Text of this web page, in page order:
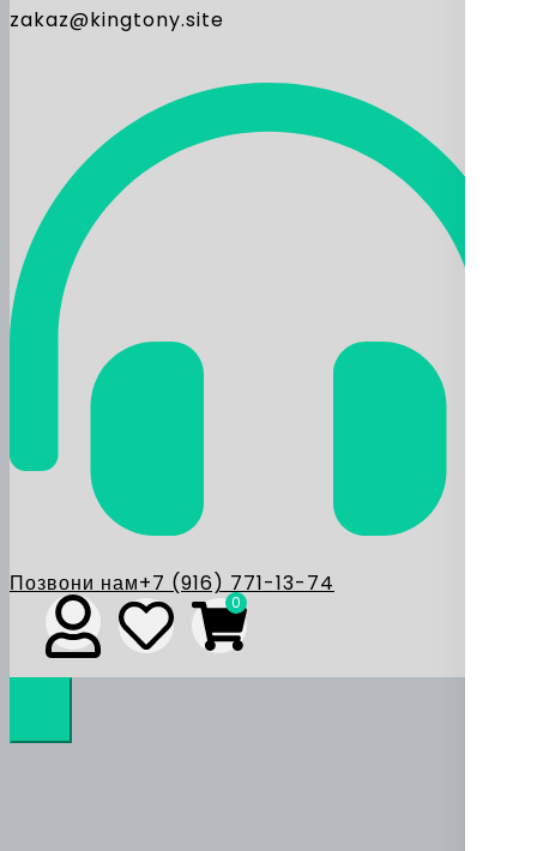
zakaz@kingtony.site
Позвони нам+7 (916) 771-13-74
0